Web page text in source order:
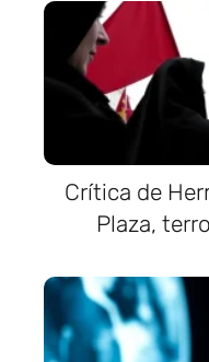
Crítica de
Plaza,